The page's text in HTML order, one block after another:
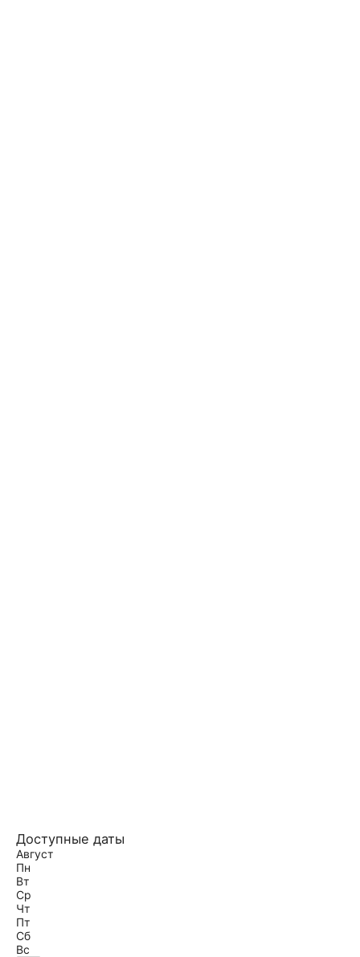
Доступные даты
Август
Пн
Вт
Ср
Чт
Пт
Сб
Вс